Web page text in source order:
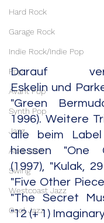
Hard Rock
Garage Rock
Indie Rock/Indie Pop
Pop
Avant Pop
Synth Pop
Jazz
Acid Jazz
Swing
Westcoast Jazz
Cool Jazz
Darauf
Eskelin und
"Green
1996). Weitere
alle beim Label
hiessen "One
(1997), "Kulak,
"Five Other
"The Secret
"12 (+ 1)